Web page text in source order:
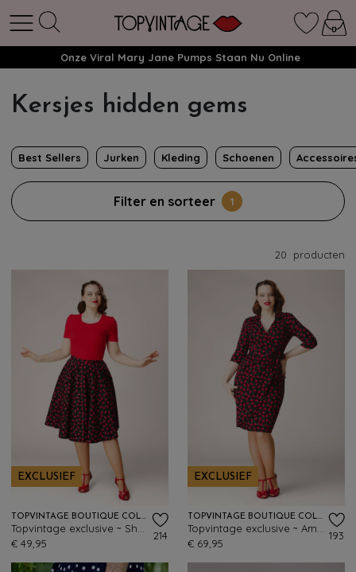
Onze Viral Mary Jane Pumps Staan Nu Online
Kersjes hidden gems
Best Sellers Jurken Kleding Schoenen
Filter en sorteer 1
20 producten
EXCLUSIEF
TOPVINTAGE BOUTIQUE COLLECTION
€ 49,95
214
EXCLUSIEF
TOPVINTAGE BOUTIQUE COLLECTION
€ 69,95
193